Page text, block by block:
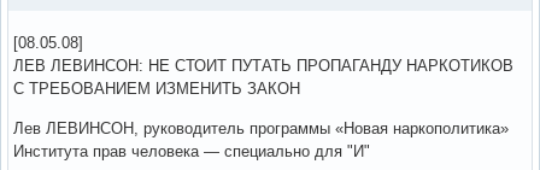
[08.05.08]
ЛЕВ ЛЕВИНСОН: НЕ СТОИТ ПУТАТЬ ПРОПАГАНДУ НАРКОТИКОВ
С ТРЕБОВАНИЕМ ИЗМЕНИТЬ ЗАКОН
Лев ЛЕВИНСОН, руководитель программы «Новая наркополитика»
Института прав человека — специально для "И"